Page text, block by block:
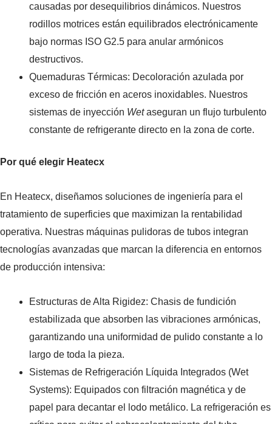
causadas por desequilibrios dinámicos. Nuestros
rodillos motrices están equilibrados electrónicamente
bajo normas ISO G2.5 para anular armónicos
destructivos.
Quemaduras Térmicas: Decoloración azulada por
exceso de fricción en aceros inoxidables. Nuestros
sistemas de inyección Wetaseguran un flujo turbulento
constante de refrigerante directo en la zona de corte.
Por qué elegir Heatecx
En Heatecx, diseñamos soluciones de ingeniería para el
tratamiento de superficies que maximizan la rentabilidad
operativa. Nuestras máquinas pulidoras de tubos integran
tecnologías avanzadas que marcan la diferencia en entornos
de producción intensiva:
Estructuras de Alta Rigidez: Chasis de fundición
estabilizada que absorben las vibraciones armónicas,
garantizando una uniformidad de pulido constante a lo
largo de toda la pieza.
Sistemas de Refrigeración Líquida Integrados (Wet
Systems): Equipados con filtración magnética y de
papel para decantar el lodo metálico. La refrigeración es